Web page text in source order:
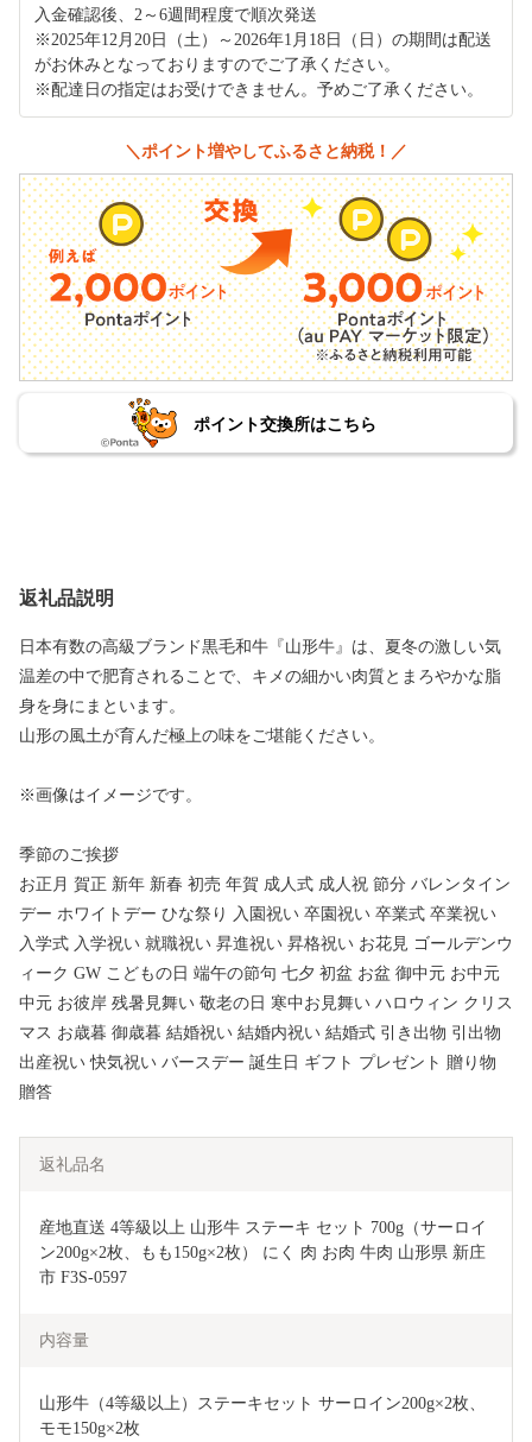
入金確認後、2～6週間程度で順次発送
※2025年12月20日（土）～2026年1月18日（日）の期間は配送
がお休みとなっておりますのでご了承ください。
※配達日の指定はお受けできません。予めご了承ください。
＼ポイント増やしてふるさと納税！／
ポイント交換所はこちら
返礼品説明
日本有数の高級ブランド黒毛和牛『山形牛』は、夏冬の激しい気
温差の中で肥育されることで、キメの細かい肉質とまろやかな脂
身を身にまといます。
山形の風土が育んだ極上の味をご堪能ください。
※画像はイメージです。
季節のご挨拶
お正月 賀正 新年 新春 初売 年賀 成人式 成人祝 節分 バレンタイン
デー ホワイトデー ひな祭り 入園祝い 卒園祝い 卒業式 卒業祝い
入学式 入学祝い 就職祝い 昇進祝い 昇格祝い お花見 ゴールデンウ
ィーク GW こどもの日 端午の節句 七夕 初盆 お盆 御中元 お中元
中元 お彼岸 残暑見舞い 敬老の日 寒中お見舞い ハロウィン クリス
マス お歳暮 御歳暮 結婚祝い 結婚内祝い 結婚式 引き出物 引出物
出産祝い 快気祝い バースデー 誕生日 ギフト プレゼント 贈り物
贈答
返礼品名
産地直送 4等級以上 山形牛 ステーキ セット 700g（サーロイ
ン200g×2枚、もも150g×2枚） にく 肉 お肉 牛肉 山形県 新庄
市 F3S-0597
内容量
山形牛（4等級以上）ステーキセット サーロイン200g×2枚、
モモ150g×2枚